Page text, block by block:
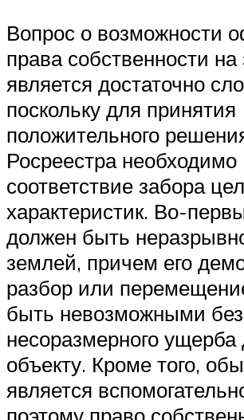
Вопрос о возможности
права собственности на
является достаточно
поскольку для принятия
положительного
Росреестра необходимо
соответствие забора
характеристик. Во-
должен быть
землей, причем его
разбор или
быть невозможными
несоразмерного
объекту. Кроме того,
является
поэтому право